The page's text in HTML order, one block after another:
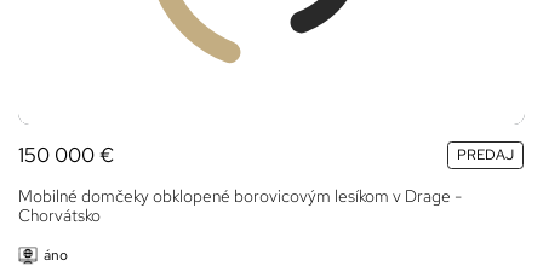
150 000€ PREDAJ
Mobilné domčeky obklopené borovicovým lesíkom v Drage -
Chorvátsko
áno